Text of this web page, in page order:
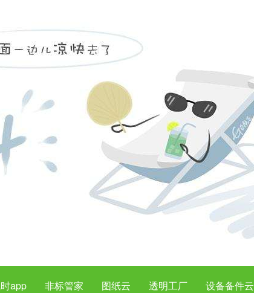
app 非标管家 图纸云 透明工厂 设备备件云